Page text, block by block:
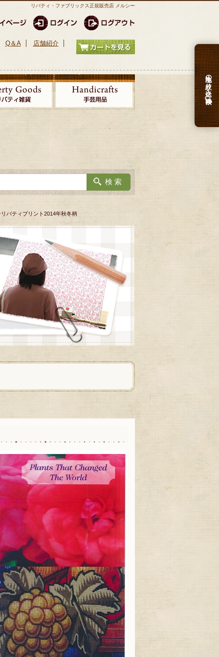
リバティ・ファブリックス正規販売店 メルシー
Q＆A 店舗紹介
生地の絞り込み検索
バティプリント2014年秋冬柄